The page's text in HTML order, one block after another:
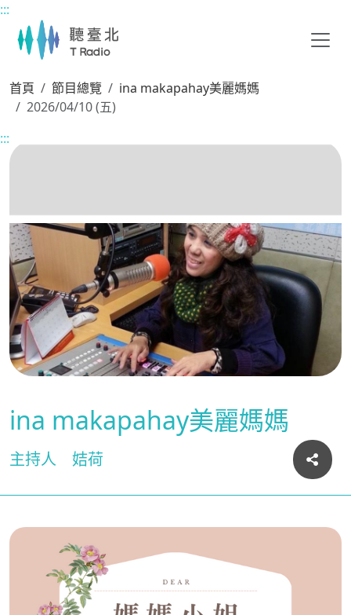
主要內容區塊
:::
首頁 節目總覽
ina makapahay美麗媽媽
2026/04/10 (五)
:::
ina makapahay美麗媽媽
主持人 姞荷